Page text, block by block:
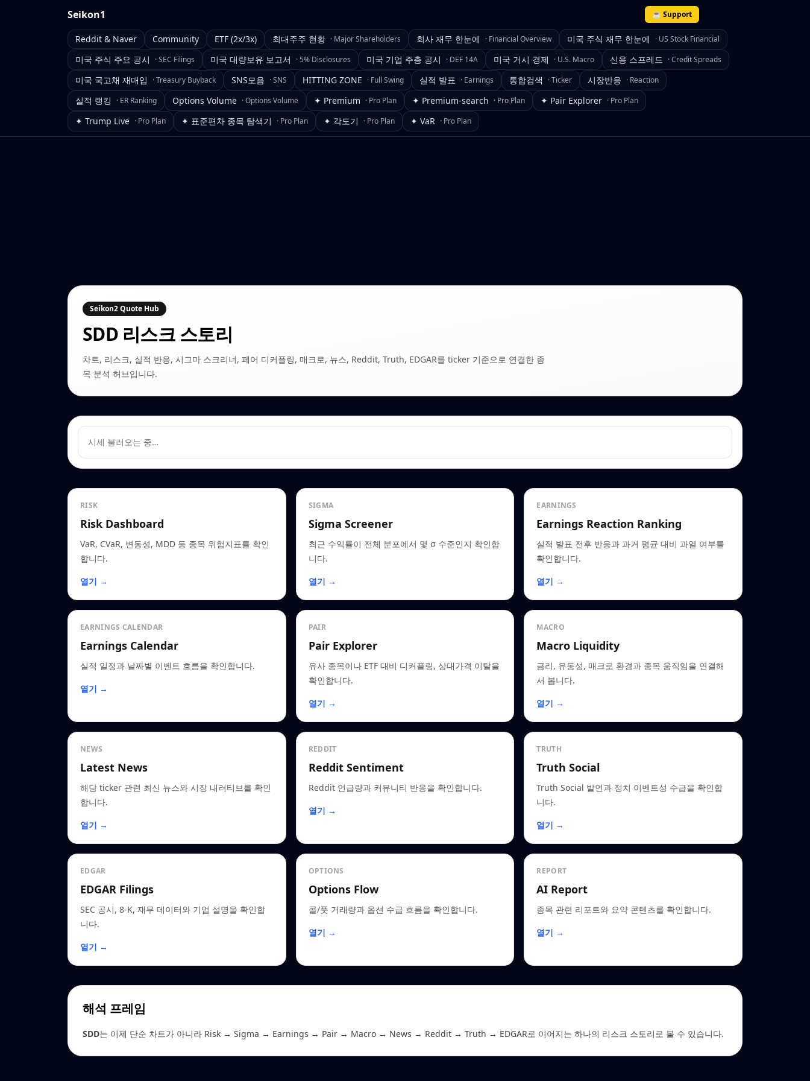
Seikon1 ☕ Support
Reddit & Naver Community ETF (2x/3x) 최대주주 현황 · Major Shareholders 회사 재무 한눈에 · Financial Overview 미국 주식 재무 한눈에 · US Stock Financial
미국 주식 주요 공시 ·SEC Filings 미국 대량보유 보고서 · 5% Disclosures 미국 기업 주총 공시 · DEF 14A 미국 거시 경제 · U.S. Macro 신용 스프레드 ·Credit Spreads
미국 국고채 재매입 ·Treasury Buyback SNS모음 ·SNS HITTING ZONE · Full Swing 실적 발표 · Earnings 통합검색 ·Ticker 시장반응 · Reaction
실적 랭킹 · ER Ranking Options Volume ·Options Volume ✦ Premium · Pro Plan ✦ Premium-search · Pro Plan ✦ Pair Explorer · Pro Plan
✦ Trump Live · Pro Plan ✦ 표준편차 종목 탐색기 · Pro Plan ✦ 각도기 · Pro Plan ✦ VaR · Pro Plan
Seikon2 Quote Hub
SDD리스크 스토리
차트, 리스크, 실적 반응, 시그마 스크리너, 페어 디커플링, 매크로, 뉴스, Reddit, Truth, EDGAR를 ticker 기준으로 연결한 종
목 분석 허브입니다.
시세 불러오는 중…
RISK
Risk Dashboard
VaR, CVaR, 변동성, MDD 등 종목 위험지표를 확인
합니다.
열기 →
SIGMA
Sigma Screener
최근 수익률이 전체 분포에서 몇 σ 수준인지 확인합
니다.
열기 →
EARNINGS
Earnings Reaction Ranking
실적 발표 전후 반응과 과거 평균 대비 과열 여부를
확인합니다.
열기 →
EARNINGS CALENDAR
Earnings Calendar
실적 일정과 날짜별 이벤트 흐름을 확인합니다.
열기 →
PAIR
Pair Explorer
유사 종목이나 ETF 대비 디커플링, 상대가격 이탈을
확인합니다.
열기 →
MACRO
Macro Liquidity
금리, 유동성, 매크로 환경과 종목 움직임을 연결해
서 봅니다.
열기 →
NEWS
Latest News
해당 ticker 관련 최신 뉴스와 시장 내러티브를 확인
합니다.
열기 →
REDDIT
Reddit Sentiment
Reddit 언급량과 커뮤니티 반응을 확인합니다.
열기 →
TRUTH
Truth Social
Truth Social 발언과 정치 이벤트성 수급을 확인합
니다.
열기 →
EDGAR
EDGAR Filings
SEC 공시, 8-K, 재무 데이터와 기업 설명을 확인합
니다.
열기 →
OPTIONS
Options Flow
콜/풋 거래량과 옵션 수급 흐름을 확인합니다.
열기 →
REPORT
AI Report
종목 관련 리포트와 요약 콘텐츠를 확인합니다.
열기 →
해석 프레임
SDD는 이제 단순 차트가 아니라 Risk → Sigma → Earnings → Pair → Macro → News → Reddit → Truth → EDGAR로 이어지는 하나의 리스크 스토리로 볼 수 있습니다.